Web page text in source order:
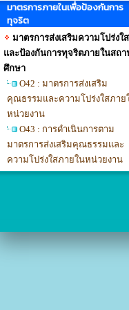
มาตรการภายในเพื่อป้องกันการ
ทุจริต
มาตรการส่งเสริมความโปร่งใส
และป้องกันการทุจริตภายในสถา
ศึกษา
O42 : มาตรการส่งเสริม
คุณธรรมและความโปร่งใสภาย
หน่วยงาน
O43 : การดำเนินการตาม
มาตรการส่งเสริมคุณธรรมและ
ความโปร่งใสภายในหน่วยงาน